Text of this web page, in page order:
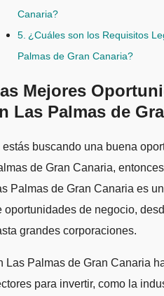
Canaria?
¿Cuáles son los Requisitos
Palmas de Gran Canaria?
Mejores
Las Palmas de
de Gran Canaria,
Palmas de Gran Canaria es
oportunidades de negocio,
grandes corporaciones.
Las Palmas de Gran Canaria
para invertir, como la